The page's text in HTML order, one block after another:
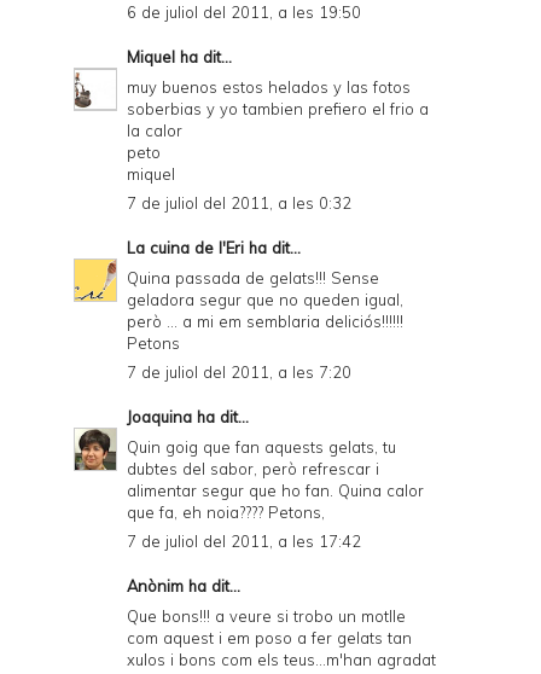
6 de juliol del 2011, a les 19:50
Miquel ha dit...
muy buenos estos helados y las fotos
soberbias y yo tambien prefiero el frio a
la calor
peto
miquel
7 de juliol del 2011, a les 0:32
La cuina de l'Eri ha dit...
Quina passada de gelats!!! Sense
geladora segur que no queden igual,
però ... a mi em semblaria deliciós!!!!!!
Petons
7 de juliol del 2011, a les 7:20
Joaquina ha dit...
Quin goig que fan aquests gelats, tu
dubtes del sabor, però refrescar i
alimentar segur que ho fan. Quina calor
que fa, eh noia???? Petons,
7 de juliol del 2011, a les 17:42
Anònim ha dit...
Que bons!!! a veure si trobo un motlle
com aquest i em poso a fer gelats tan
xulos i bons com els teus...m'han agradat